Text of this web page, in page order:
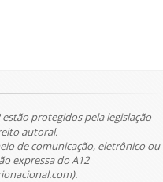
protegidos pela legislação
autoral.
de comunicação, eletrônico ou
expressa do A12